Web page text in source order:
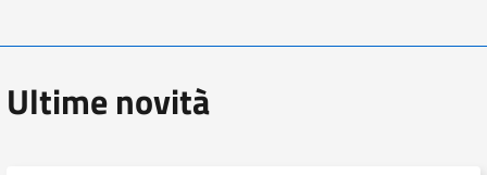
Ultime novità